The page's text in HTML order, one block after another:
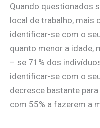
Quando questionados
local de trabalho, mais
identificar-se com o
quanto menor a idade,
– se 71% dos
identificar-se com o
decresce bastante
com 55% a fazerem a